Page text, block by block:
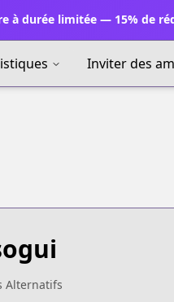
à durée limitée — 15% de
Inviter des
Alternatifs